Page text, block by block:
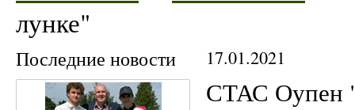
лунке"
Последние новости 17.01.2021
СТАС Оупен